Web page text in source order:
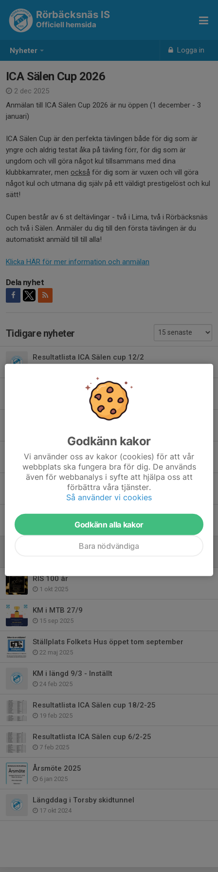
Nyheter Logga in
Rörbäcksnäs IS
Officiell hemsida
ICA Sälen Cup 2026
2 dec 2025
Anmälan till ICA Sälen Cup 2026 är nu öppen (1 december - 3
januari)
ICA Sälen Cup är den perfekta tävlingen både för dig som är
yngre och aldrig testat åka på tävling förr, för dig som är
ungdom och vill göra något kul tillsammans med dina
klubbkamrater, men också för dig som är vuxen och vill göra
något kul och utmana dig själv på ett väldigt prestigelöst och kul
sätt!
Cupen består av 6 st deltävlingar - två i Lima, två i Rörbäcksnäs
och två i Sälen. Anmäler du dig till den första tävlingen är du
automatiskt anmäld till till alla!
Klicka HÄR för mer information och anmälan
Dela nyhet
Tidigare nyheter
Resultatlista ICA Sälen cup 12/2
Startlista ICA Sälen cup 12/2
Årsmöteshandlingar 15/2
Resultatlista ICA Sälen cup 29/1
29 jan, 22:18
Startlista ICA Sälen cup 29/1
27 jan, 22:00
Årsmöte 2026
ICA Sälen Cup 2026
RIS 100 år
1 okt 2025
KM i MTB 27/9
15 sep 2025
Ställplats Folkets Hus öppet tom september
22 maj 2025
KM i längd 9/3 - Inställt
24 feb 2025
Resultatlista ICA Sälen cup 18/2-25
19 feb 2025
Resultatlista ICA Sälen cup 6/2-25
7 feb 2025
Årsmöte 2025
6 jan 2025
Längddag i Torsby skidtunnel
17 okt 2024
Godkänn kakor
Vi använder oss av kakor (cookies) för att vår
webbplats ska fungera bra för dig. De används
även för webbanalys i syfte att hjälpa oss att
förbättra våra tjänster.
Så använder vi cookies
Godkänn alla kakor
Bara nödvändiga